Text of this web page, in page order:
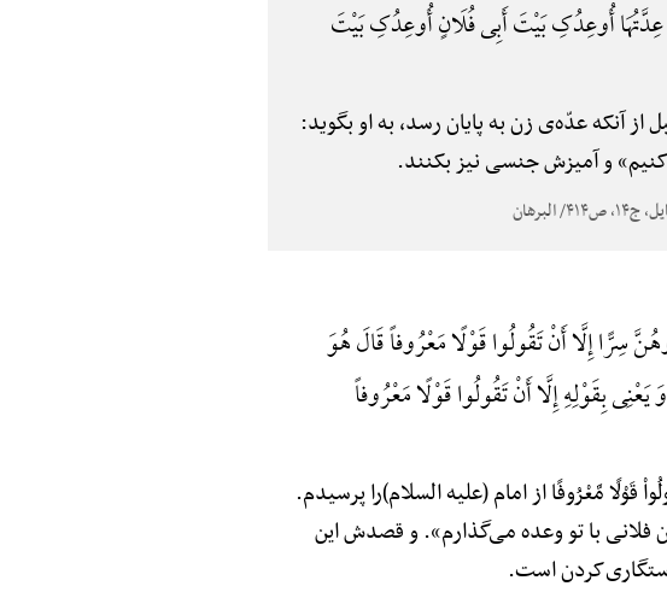
أُوعِدُکِ بَیْتَ أَبِی فُلَانٍ أُوعِدُکِ بَیْتَ
آنکه عدّه‌ی زن به پایان رسد، به او بگوید:
کنیم» و آمیزش جنسی نیز بکنند.
إِلَّا أَنْ تَقُولُوا قَوْلًا مَعْرُوفاً قَالَ هُوَ
بِقَوْلِهِ إِلَّا أَنْ تَقُولُوا قَوْلًا مَعْرُوفاً
قَوْلًا مَّعْرُوفًا از امام (علیه السلام)را پرسیدم.
با تو وعده می‌گذارم». و قصدش این
است.